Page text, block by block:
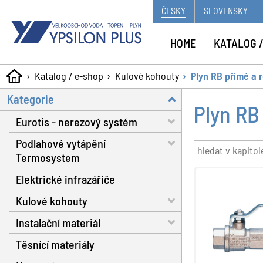
Katalog / e-shop Kulové kohouty Plyn RB přímé a
Plyn
Kategorie
Eurotis - nerezový systém
Trubky - voda, plyn, solár
Matice a těsnění
Fitinky s dosedací plochou
Nářadí
Plynové hadice
Příslušenství
Podlahové vytápění
Termosystem
Trubky
Dilatační pásy
Fixační spony
Systémové izolační desky
Elektrické infrazářiče
Kulové kohouty
Voda RB do 130 °C
Voda RB do 160 °C
Instalační materiál
Separátor nečistot
Těsnící materiály
ČESKY SLOVENSKY
HOME KATALOG